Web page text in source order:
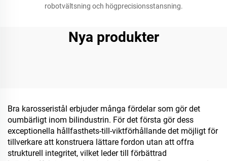
robotvältsning och högprecisionsstansning.
Nya produkter
Bra karosseristål erbjuder många fördelar som gör det
oumbärligt inom bilindustrin. För det första gör dess
exceptionella hållfasthets-till-viktförhållande det möjligt för
tillverkare att konstruera lättare fordon utan att offra
strukturell integritet, vilket leder till förbättrad